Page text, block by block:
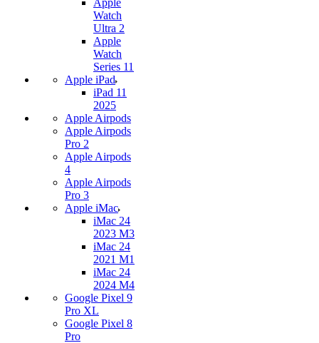
Apple
Watch
Ultra 2
Apple
Watch
Series 11
Apple iPad
iPad 11
2025
Apple Airpods
Apple Airpods
Pro 2
Apple Airpods
4
Apple Airpods
Pro 3
Apple iMac
iMac 24
2023 M3
iMac 24
2021 M1
iMac 24
2024 M4
Google Pixel 9
Pro XL
Google Pixel 8
Pro